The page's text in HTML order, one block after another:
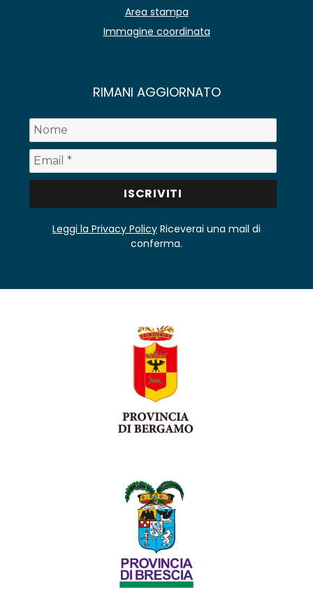
Area stampa
Immagine coordinata
RIMANI AGGIORNATO
Leggi la Privacy Policy Riceverai una mail di
conferma.